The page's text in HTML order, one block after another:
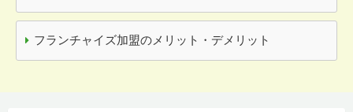
フランチャイズ加盟のメリット・デメリット